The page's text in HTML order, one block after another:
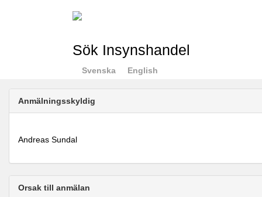
Sök Insynshandel
Svenska English
Anmälningsskyldig
Andreas Sundal
Orsak till anmälan